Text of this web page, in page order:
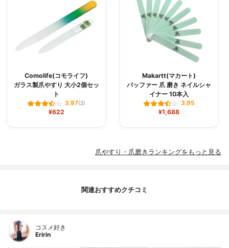
Comolife(コモライフ)
ガラス製爪やすり 大小2個セッ
ト
3.97(2)
¥622
Makartt(マカート)
バッファー 爪 磨き ネイルシャ
イナー 10本入
3.95
¥1,688
爪やすり・爪磨きランキングをもっと見る
関連おすすめクチコミ
コスメ好き
Eririn